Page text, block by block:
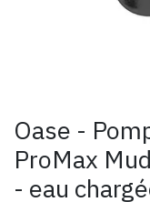
Oase -
ProMax
- eau